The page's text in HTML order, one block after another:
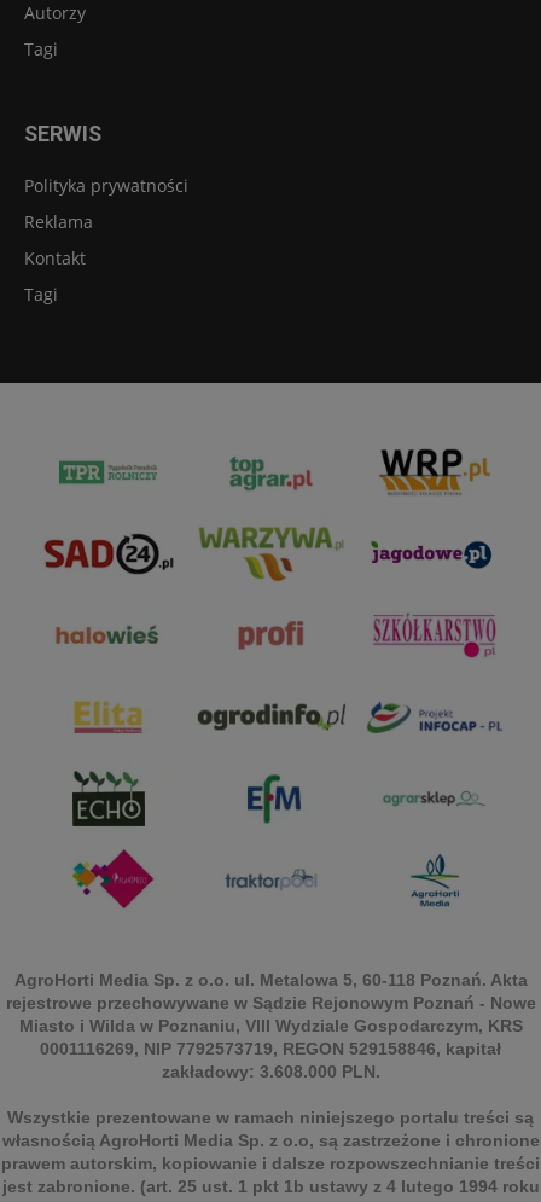
Autorzy
Tagi
SERWIS
Polityka prywatności
Reklama
Kontakt
Tagi
AgroHorti Media Sp. z o.o. ul. Metalowa 5, 60-118 Poznań. Akta
rejestrowe przechowywane w Sądzie Rejonowym Poznań - Nowe
Miasto i Wilda w Poznaniu, VIII Wydziale Gospodarczym, KRS
0001116269, NIP 7792573719, REGON 529158846, kapitał
zakładowy: 3.608.000 PLN.
Wszystkie prezentowane w ramach niniejszego portalu treści są
własnością AgroHorti Media Sp. z o.o, są zastrzeżone i chronione
prawem autorskim, kopiowanie i dalsze rozpowszechnianie treści
jest zabronione. (art. 25 ust. 1 pkt 1b ustawy z 4 lutego 1994 roku